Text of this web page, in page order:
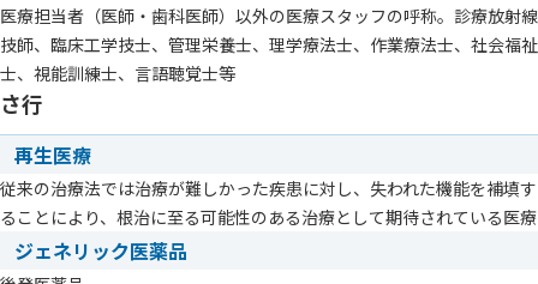
医療担当者（医師・歯科医師）以外の医療スタッフの呼称。診療放射線
技師、臨床工学技士、管理栄養士、理学療法士、作業療法士、社会福祉
士、視能訓練士、言語聴覚士等
さ行
再生医療
従来の治療法では治療が難しかった疾患に対し、失われた機能を補填す
ることにより、根治に至る可能性のある治療として期待されている医療
ジェネリック医薬品